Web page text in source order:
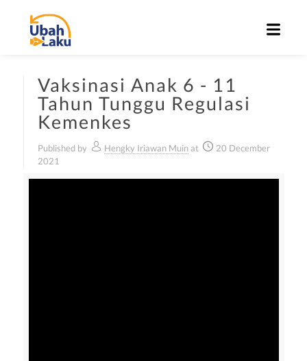
Vaksinasi Anak 6 - 11
Tahun Tunggu Regulasi
Kemenkes
Published by Hengky Iriawan Muin at
20 December
2021